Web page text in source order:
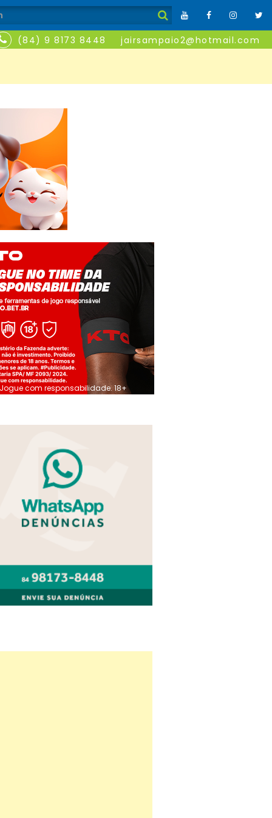
(84) 9 8173 8448 jairsampaio2@hotmail.com
Jogue com responsabilidade. 18+